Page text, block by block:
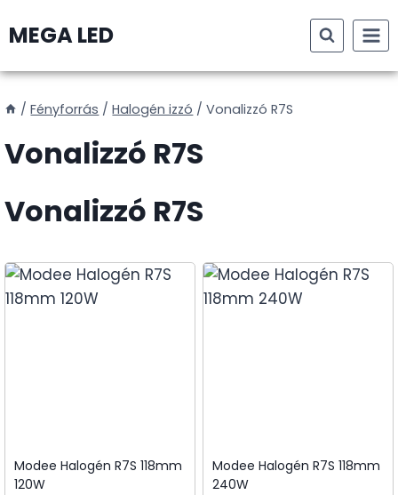
toMEGA LED
/ Fényforrás / Halogén izzó / Vonalizzó R7S
Vonalizzó R7S
Vonalizzó R7S
Modee Halogén R7S 118mm
120W
Modee Halogén R7S 118mm
240W